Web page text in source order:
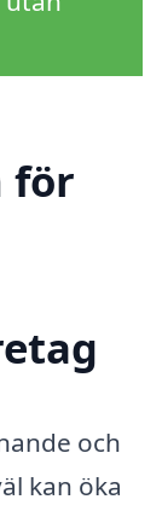
för
och
kan öka